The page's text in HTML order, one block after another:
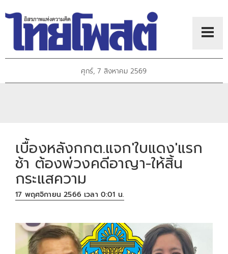
ศุกร์, 7 สิงหาคม 2569
เบื้องหลังกกต.แจก'ใบแดง'แรก
ช้า ต้องพ่วงคดีอาญา-ให้สิ้น
กระแสความ
17 พฤศจิกายน 2566 เวลา 0:01 น.